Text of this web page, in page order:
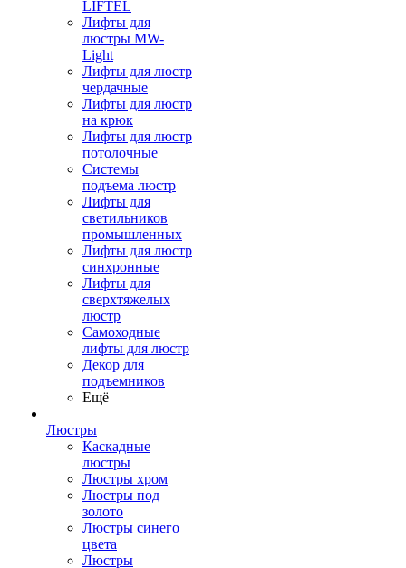
LIFTEL
Лифты для
люстры MW-
Light
Лифты для люстр
чердачные
Лифты для люстр
на крюк
Лифты для люстр
потолочные
Системы
подъема люстр
Лифты для
светильников
промышленных
Лифты для люстр
синхронные
Лифты для
сверхтяжелых
люстр
Самоходные
лифты для люстр
Декор для
подъемников
Ещё
Люстры
Каскадные
люстры
Люстры хром
Люстры под
золото
Люстры синего
цвета
Люстры